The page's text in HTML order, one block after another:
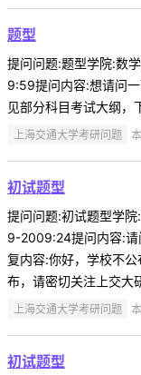
题型
提问问题:题型学院:数
9:59提问内容:想请问
见部分科目考试大纲，
上海交通大学考研问题
初试题型
提问问题:初试题型学
9-2009:24提问内容:请
复内容:你好，学校不
布，请密切关注上交大
上海交通大学考研问题
初试题型